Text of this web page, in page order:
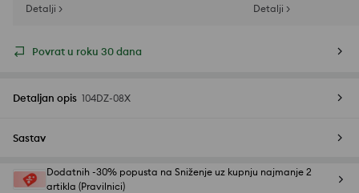
Detalji >
Detalji >
Povrat u roku 30 dana
Detaljan opis 104DZ-08X
Sastav
Dodatnih -30% popusta na Sniženje uz kupnju najmanje 2
artikla (Pravilnici)